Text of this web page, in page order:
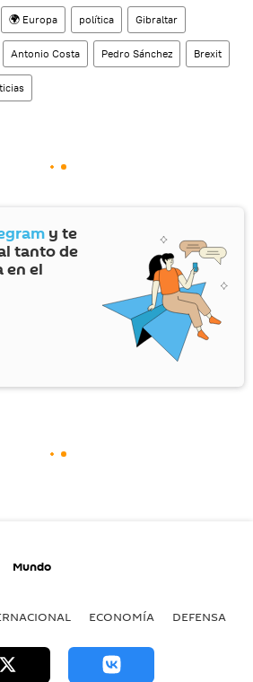
🌍 Europa política Gibraltar
Antonio Costa Pedro Sánchez Brexit
y te
tanto de
en el
Mundo
ECONOMÍA DEFENSA